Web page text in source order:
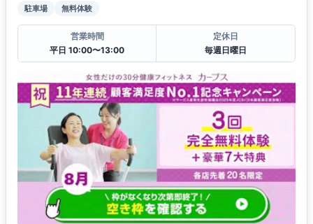
駐車場 無料体験
営業時間
平日 10:00〜13:00
定休日
毎週日曜日